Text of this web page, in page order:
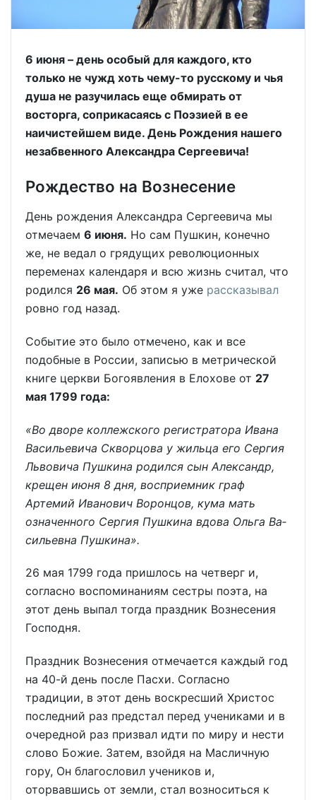
6 июня – день особый для каждого, кто
только не чужд хоть чему-то русскому и чья
душа не разучилась еще обмирать от
восторга, соприкасаясь с Поэзией в ее
наичистейшем виде. День Рождения нашего
незабвенного Александра Сергеевича!
Рождество на Вознесение
День рождения Александра Сергеевича мы
отме­чаем 6 июня. Но сам Пуш­кин, конечно
же, не ведал о грядущих революционных
переменах ка­лендаря и всю жизнь считал, что
родился 26 мая. Об этом я уже рассказывал
ровно год назад.
Событие это было отме­чено, как и все
подобные в России, записью в метри­ческой
книге церкви Богоявления в Елохове от 27
мая 1799 года:
«Во дворе коллежского регистратора Ивана
Василь­евича Скворцова у жильца его Сергия
Львовича Пушкина родился сын Алек­сандр,
крещен июня 8 дня, восприемник граф
Артемий Иванович Воронцов, кума мать
означенного Сергия Пушкина вдова Ольга Ва­
сильевна Пушкина».
26 мая 1799 года пришлось на чет­верг и,
согласно воспомина­ниям сестры поэта, на
этот день выпал тогда праздник Вознесения
Господня.
Праздник Вознесения от­мечается каждый год
на 40-й день после Пасхи. Со­гласно
традиции, в этот день воскресший Христос
пос­ледний раз предстал перед учениками и в
очередной раз призвал идти по миру и не­сти
слово Божие. Затем, взойдя на Масличную
гору, Он благословил учеников и,
оторвавшись от земли, стал возноситься к